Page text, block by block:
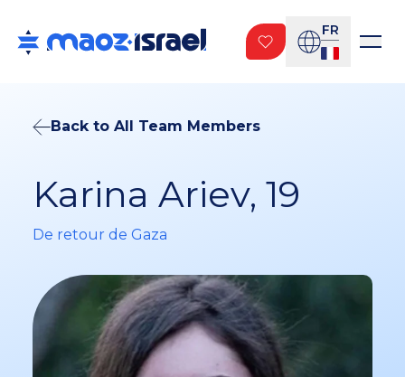
FR
Back to All Team Members
Karina Ariev, 19
De retour de Gaza